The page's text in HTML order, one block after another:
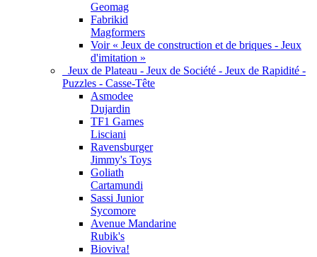
Geomag
Fabrikid
Magformers
Voir « Jeux de construction et de briques - Jeux
d'imitation »
Jeux de Plateau - Jeux de Société - Jeux de Rapidité -
Puzzles - Casse-Tête
Asmodee
Dujardin
TF1 Games
Lisciani
Ravensburger
Jimmy's Toys
Goliath
Cartamundi
Sassi Junior
Sycomore
Avenue Mandarine
Rubik's
Bioviva!